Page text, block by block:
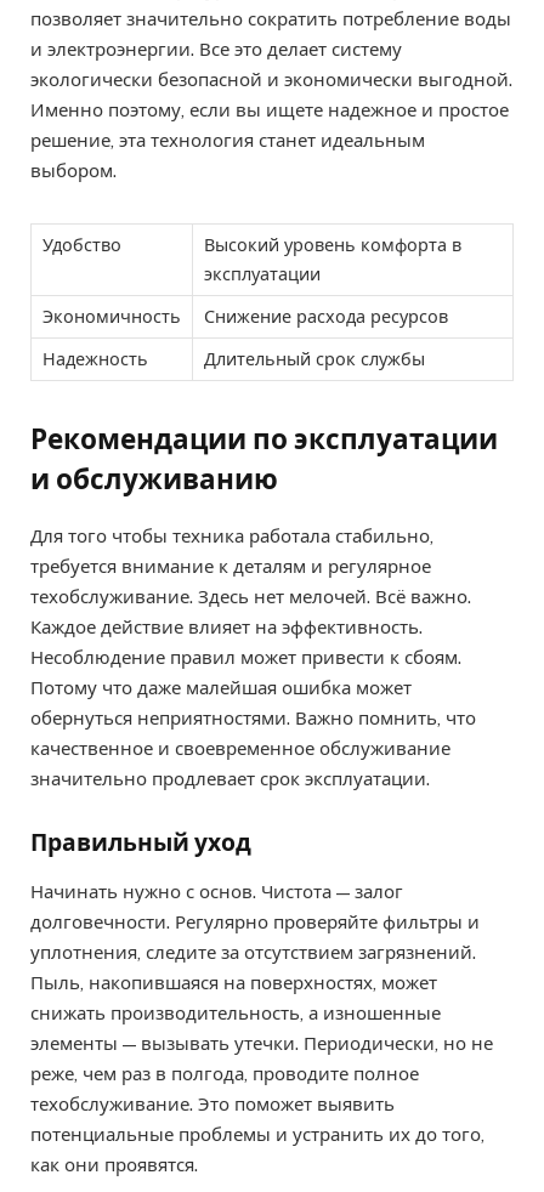
позволяет значительно сократить потребление воды
и электроэнергии. Все это делает систему
экологически безопасной и экономически выгодной.
Именно поэтому, если вы ищете надежное и простое
решение, эта технология станет идеальным
выбором.
Удобство
Высокий уровень комфорта в
эксплуатации
Экономичность Снижение расхода ресурсов
Надежность Длительный срок службы
Рекомендации по эксплуатации
и обслуживанию
Для того чтобы техника работала стабильно,
требуется внимание к деталям и регулярное
техобслуживание. Здесь нет мелочей. Всё важно.
Каждое действие влияет на эффективность.
Несоблюдение правил может привести к сбоям.
Потому что даже малейшая ошибка может
обернуться неприятностями. Важно помнить, что
качественное и своевременное обслуживание
значительно продлевает срок эксплуатации.
Правильный уход
Начинать нужно с основ. Чистота — залог
долговечности. Регулярно проверяйте фильтры и
уплотнения, следите за отсутствием загрязнений.
Пыль, накопившаяся на поверхностях, может
снижать производительность, а изношенные
элементы — вызывать утечки. Периодически, но не
реже, чем раз в полгода, проводите полное
техобслуживание. Это поможет выявить
потенциальные проблемы и устранить их до того,
как они проявятся.